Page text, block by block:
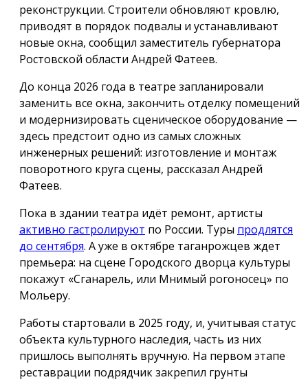
реконструкции. Строители обновляют кровлю,
приводят в порядок подвалы и устанавливают
новые окна, сообщил заместитель губернатора
Ростовской области Андрей Фатеев.
До конца 2026 года в театре запланировали
заменить все окна, закончить отделку помещений
и модернизировать сценическое оборудование —
здесь предстоит одно из самых сложных
инженерных решений: изготовление и монтаж
поворотного круга сцены, рассказал Андрей
Фатеев.
Пока в здании театра идёт ремонт, артисты
активно гастролируют по России. Туры продлятся
до сентября. А уже в октябре таганрожцев ждет
премьера: на сцене Городского дворца культуры
покажут «Сганарель, или Мнимый рогоносец» по
Мольеру.
Работы стартовали в 2025 году, и, учитывая статус
объекта культурного наследия, часть из них
пришлось выполнять вручную. На первом этапе
реставрации подрядчик закрепил грунты